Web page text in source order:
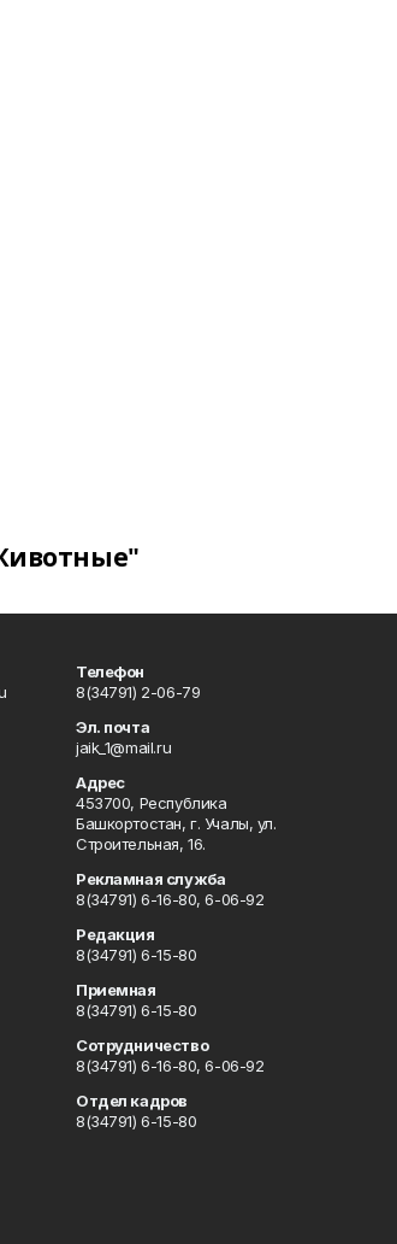
Телефон
8(34791) 2-06-79
Эл. почта
jaik_1@mail.ru
Адрес
453700, Республика
Башкортостан, г. Учалы, ул.
Строительная, 16.
Рекламная служба
8(34791) 6-16-80, 6-06-92
Редакция
8(34791) 6-15-80
Приемная
8(34791) 6-15-80
Сотрудничество
8(34791) 6-16-80, 6-06-92
Отдел кадров
8(34791) 6-15-80